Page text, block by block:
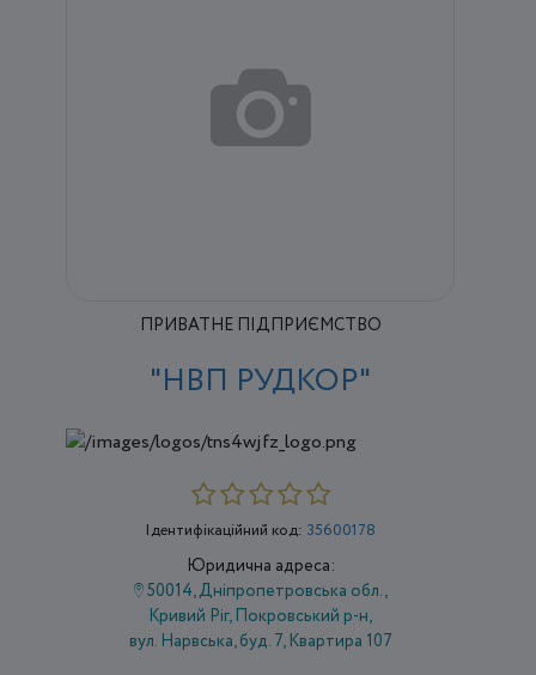
ПРИВАТНЕ ПІДПРИЄМСТВО
"НВП РУДКОР"
Ідентифікаційний код: 35600178
Юридична адреса:
50014, Дніпропетровська обл.,
Кривий Ріг, Покровський р-н,
вул. Нарвська, буд. 7, Квартира 107